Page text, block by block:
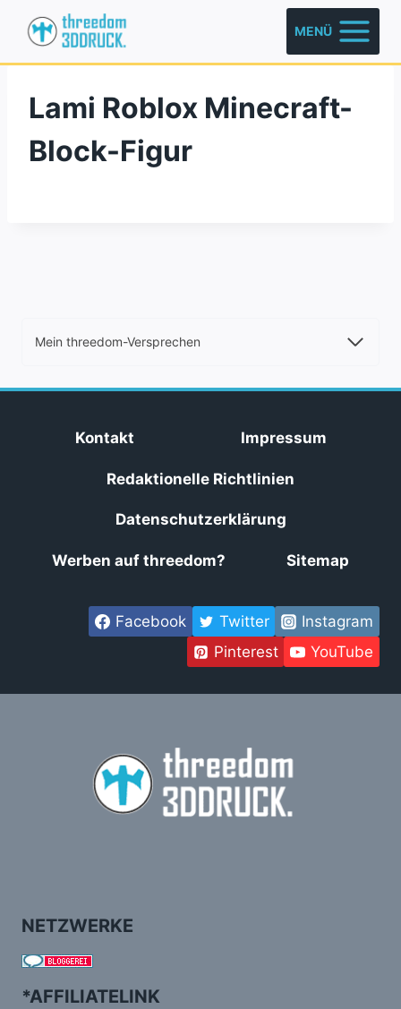
Inhalt
springen
MENÜ
Lami Roblox Minecraft-
Block-Figur
Mein threedom-Versprechen
Kontakt Impressum
Redaktionelle Richtlinien
Datenschutzerklärung
Werben auf threedom? Sitemap
Facebook Twitter
Instagram
Pinterest
YouTube
NETZWERKE
*AFFILIATELINK